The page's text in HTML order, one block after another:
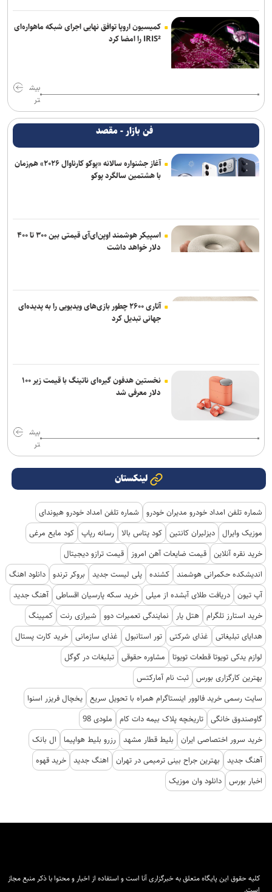
کمیسیون اروپا توافق نهایی اجرای شبکه ماهواره‌ای
IRIS² را امضا کرد
بیش
تر
فن بازار - مقصد
آغاز جشنواره سالانه «پوکو کارناوال ۲۰۲۶» هم‌زمان
با هشتمین سالگرد پوکو
اسپیکر هوشمند اوپن‌ای‌آی قیمتی بین ۳۰۰ تا ۴۰۰
دلار خواهد داشت
آتاری ۲۶۰۰ چطور بازی‌های ویدیویی را به پدیده‌ای
جهانی تبدیل کرد
نخستین هدفون گیره‌ای ناتینگ با قیمت زیر ۱۰۰
دلار معرفی شد
بیش
تر
لینکستان
شماره تلفن امداد خودرو مدیران خودرو
شماره تلفن امداد خودرو هیوندای
موزیک وایرال دیزلیران کانتین کود پتاس بالا رسانه رپاپ کود مایع مرغی
خرید نقره آنلاین قیمت ضایعات آهن امروز
قیمت ترازو دیجیتال
اندیشکده حکمرانی هوشمند کشنده پلی لیست جدید بروکر ترندو دانلود اهنگ
آپ تیون دریافت طلای آبشده از میلی خرید سکه پارسیان اقساطی آهنگ جدید
خرید استارز تلگرام هتل یار نمایندگی تعمیرات دوو شیرازی رنت کمپینگ
هدایای تبلیغاتی
غذای شرکتی تور استانبول غذای سازمانی خرید کارت پستال
لوازم یدکی تویوتا قطعات تویوتا
مشاوره حقوقی تبلیغات در گوگل
بهترین کارگزاری بورس ثبت نام آمارکتس
سایت رسمی خرید فالوور اینستاگرام همراه با تحویل سریع یخچال فریزر اسنوا
گاوصندوق خانگی تاریخچه پلاک بیمه دات کام
ملودی 98
خرید سرور اختصاصی ایران
بلیط قطار مشهد رزرو بلیط هواپیما
ال بانک
آهنگ جدید
بهترین جراح بینی ترمیمی در تهران اهنگ جدید خرید قهوه
اخبار بورس دانلود وان موزیک
کلیه حقوق این پایگاه متعلق به خبرگزاری آنا است و استفاده از اخبار و محتوا با ذکر منبع مجاز